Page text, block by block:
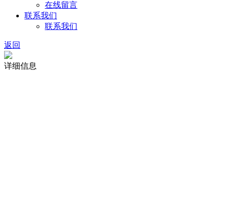
在线留言
联系我们
联系我们
返回
详细信息